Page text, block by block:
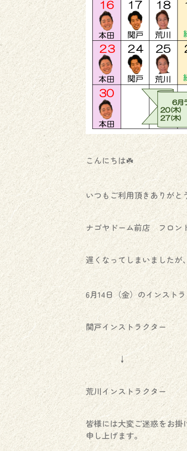
こんにちは☘️
いつもご利用頂きありがと
ナゴヤドーム前店 フロン
遅くなってしまいましたが
6月14日（金）のインスト
関戸インストラクター
↓
荒川インストラクター
皆様には大変ご迷惑をお
申し上げます。